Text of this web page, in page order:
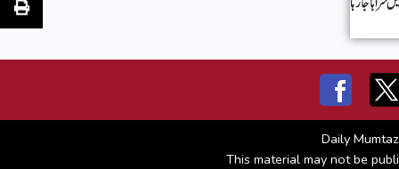
Daily
This material may not be